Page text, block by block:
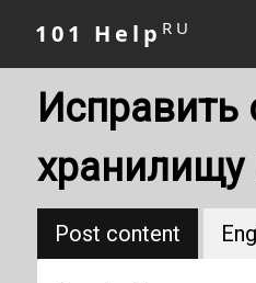
101 Help RU
Исправить
хранилищу
Post content